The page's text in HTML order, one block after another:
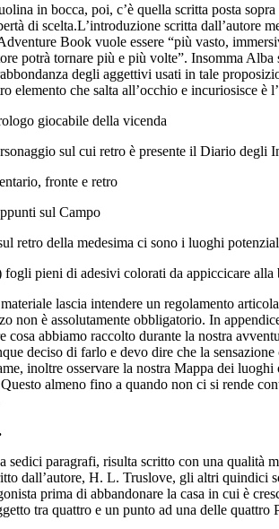
in bocca, poi, c’è quella scritta posta
di scelta.L’introduzione scritta dall’autore
Book vuole essere “più vasto,
potrà tornare più e più volte”. Insomma
degli aggettivi usati in tale
elemento che salta all’occhio e incuriosisce
giocabile della vicenda
sul cui retro è presente il Diario degli
fronte e retro
sul Campo
retro della medesima ci sono i luoghi
fogli pieni di adesivi colorati da appiccicare alla
lascia intendere un regolamento
non è assolutamente obbligatorio. In
cosa abbiamo raccolto durante la nostra
deciso di farlo e devo dire che la
inoltre osservare la nostra Mappa dei
almeno fino a quando non ci si rende
sedici paragrafi, risulta scritto con una qualità
dall’autore, H. L. Truslove, gli altri
prima di abbandonare la casa in cui è
tra quattro e un punto ad una delle